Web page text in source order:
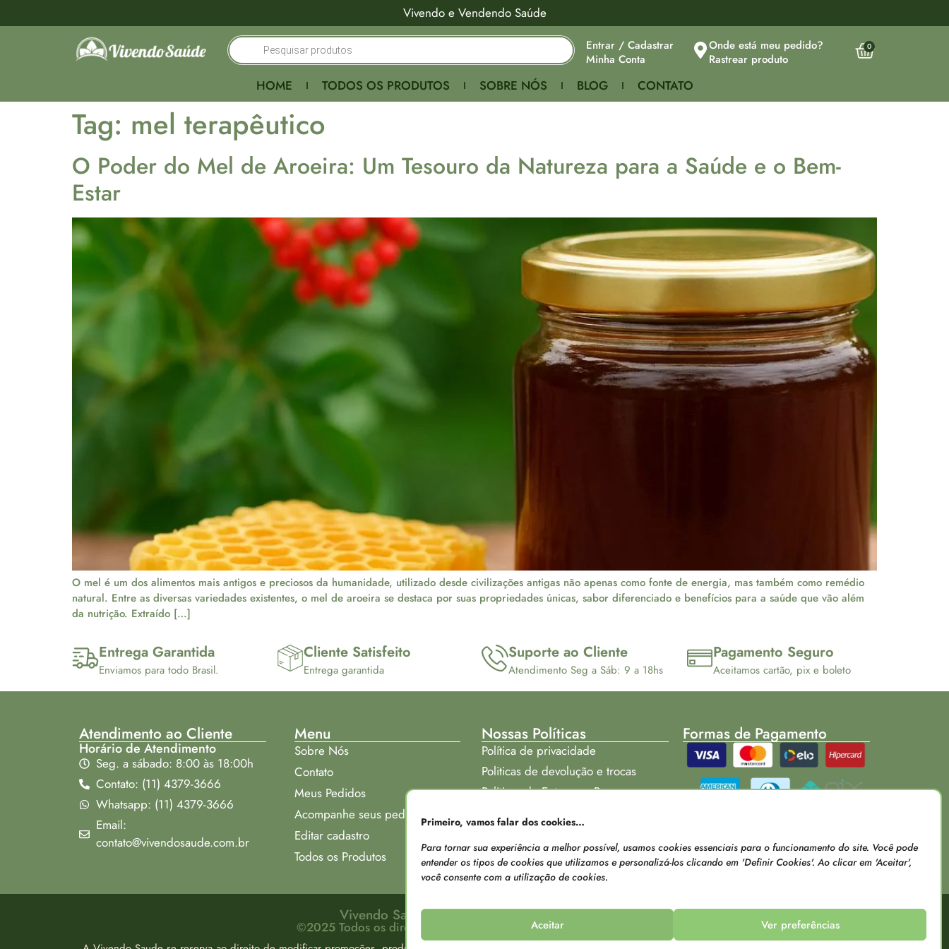
Primeiro, vamos falar dos cookies…
Para tornar sua experiência a melhor possível, usamos cookies essenciais para o funcionamento do site. Você pode
entender os tipos de cookies que utilizamos e personalizá-los clicando em 'Definir Cookies'. Ao clicar em 'Aceitar',
você consente com a utilização de cookies.
Aceitar Ver preferências
Vivendo e Vendendo Saúde
Entrar / Cadastrar
Minha Conta
Onde está meu pedido?
Rastrear produto
0
HOME TODOS OS PRODUTOS SOBRE NÓS BLOG CONTATO
Tag: mel terapêutico
O Poder do Mel de Aroeira: Um Tesouro da Natureza para a Saúde e o Bem-
Estar
O mel é um dos alimentos mais antigos e preciosos da humanidade, utilizado desde civilizações antigas não apenas como fonte de energia, mas também como remédio
natural. Entre as diversas variedades existentes, o mel de aroeira se destaca por suas propriedades únicas, sabor diferenciado e benefícios para a saúde que vão além
da nutrição. Extraído […]
Entrega Garantida
Enviamos para todo Brasil.
Cliente Satisfeito
Entrega garantida
Suporte ao Cliente
Atendimento Seg a Sáb: 9 a 18hs
Pagamento Seguro
Aceitamos cartão, pix e boleto
Atendimento ao Cliente
Horário de Atendimento
Seg. a sábado: 8:00 às 18:00h
Contato: (11) 4379-3666
Whatsapp: (11) 4379-3666
Email:
contato@vivendosaude.com.br
Menu
Sobre Nós
Contato
Meus Pedidos
Acompanhe seus pedidos
Editar cadastro
Todos os Produtos
Nossas Políticas
Política de privacidade
Politicas de devolução e trocas
Politicas de Entrega e Prazos
Formas de Pagamento
Vivendo Saude - CNPJ: 29.578.639/0001-30
©2025 Todos os direitos reservados. Criado por Edmarcio Moraes